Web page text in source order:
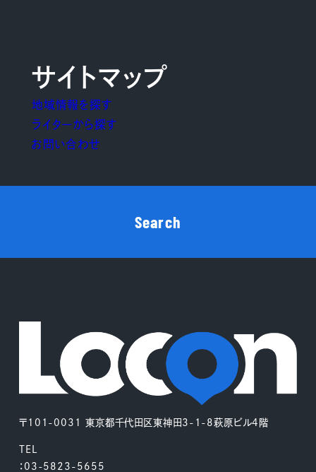
〒101-0031 東京都千代田区東神田3-1-8萩原ビル4階
TEL
：03-5823-5655
サイトマップ
地域情報を探す
ライターから探す
お問い合わせ
Search